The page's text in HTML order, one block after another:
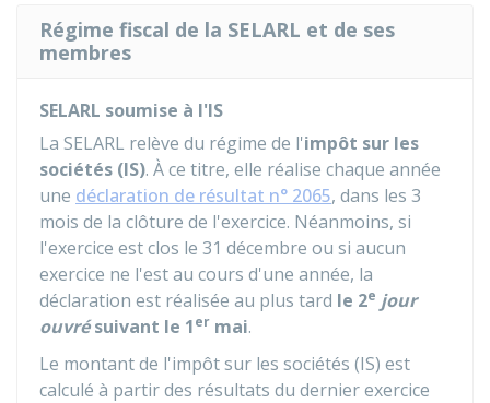
Régime fiscal de la SELARL et de ses
membres
SELARL soumise à l'IS
La SELARL relève du régime de l'impôt sur les
sociétés (IS). À ce titre, elle réalise chaque année
une déclaration de résultat n° 2065, dans les 3
mois de la clôture de l'exercice. Néanmoins, si
l'exercice est clos le 31 décembre ou si aucun
exercice ne l'est au cours d'une année, la
déclaration est réalisée au plus tard le 2e jour
ouvrésuivant le 1er mai.
Le montant de l'impôt sur les sociétés (IS) est
calculé à partir des résultats du dernier exercice